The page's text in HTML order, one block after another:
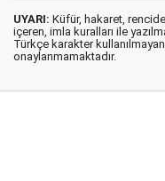
UYARI: Küfür, hakaret,
içeren, imla kuralları ile
Türkçe karakter
onaylanmamaktadır.